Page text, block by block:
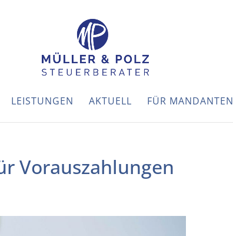
LEISTUNGEN AKTUELL FÜR MANDANTEN
Vorauszahlungen